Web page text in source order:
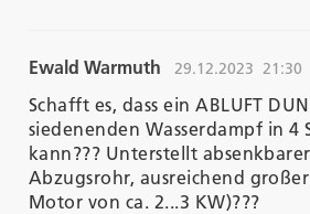
Ewald Warmuth 29.12.2023 21:30
Schafft es, dass ein ABLUFT
siedenenden Wasserdampf in 4
kann??? Unterstellt
Abzugsrohr, ausreichend
Motor von ca. 2...3 KW)???